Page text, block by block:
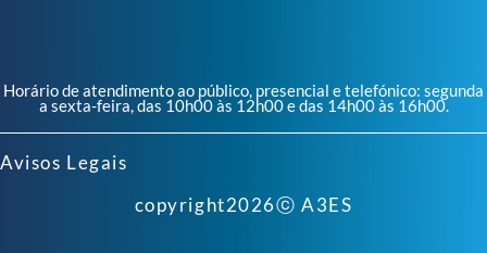
Horário de atendimento ao público, presencial e telefónico: segunda
a sexta-feira, das 10h00 às 12h00 e das 14h00 às 16h00.
Avisos Legais
copyright2026ⓒ A3ES